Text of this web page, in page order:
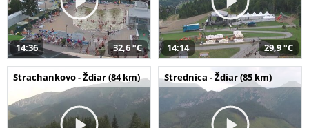
14:36 32,6 °C 14:14 29,9 °C
Strachankovo - Ždiar (84 km) Strednica - Ždiar (85 km)